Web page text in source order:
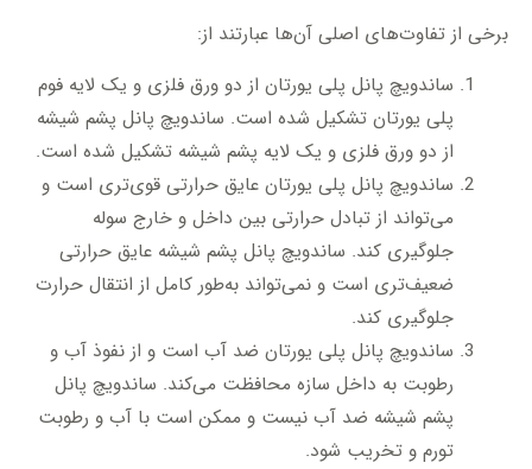
برخی از تفاوت‌های اصلی آن‌ها عبارتند از:
ساندویچ پانل پلی یورتان از دو ورق فلزی و یک لایه فوم
پلی یورتان تشکیل شده است. ساندویچ پانل پشم شیشه
از دو ورق فلزی و یک لایه پشم شیشه تشکیل شده است.
ساندویچ پانل پلی یورتان عایق حرارتی قوی‌تری است و
می‌تواند از تبادل حرارتی بین داخل و خارج سوله
جلوگیری کند. ساندویچ پانل پشم شیشه عایق حرارتی
ضعیف‌تری است و نمی‌تواند به‌طور کامل از انتقال حرارت
جلوگیری کند.
ساندویچ پانل پلی یورتان ضد آب است و از نفوذ آب و
رطوبت به داخل سازه محافظت می‌کند. ساندویچ پانل
پشم شیشه ضد آب نیست و ممکن است با آب و رطوبت
تورم و تخریب شود.